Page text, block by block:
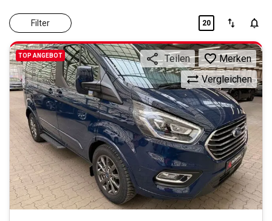
Filter 20
TOP ANGEBOT
Vergleichen
Teilen Merken